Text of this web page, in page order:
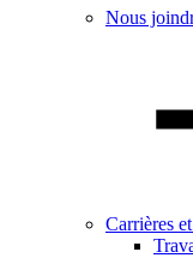
Nous
Carrières